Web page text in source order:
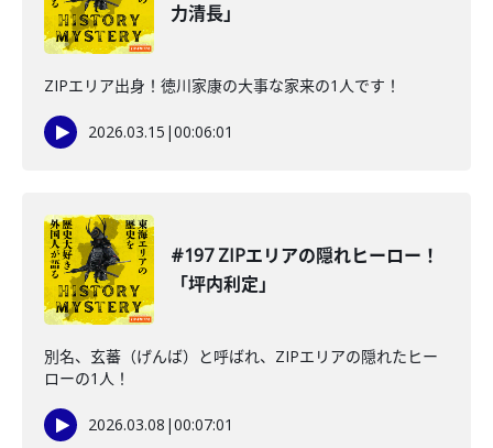
力清長」
ZIPエリア出身！徳川家康の大事な家来の1人です！
2026.03.15 |00:06:01
#197 ZIPエリアの隠れヒーロー！
「坪内利定」
別名、玄蕃（げんば）と呼ばれ、ZIPエリアの隠れたヒー
ローの1人！
2026.03.08 |00:07:01